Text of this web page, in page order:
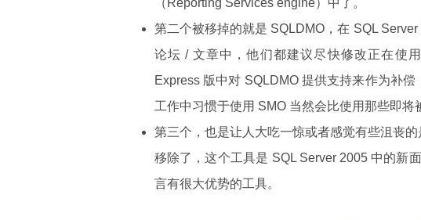
（Reporting Services engine）中了。
第二个被移掉的就是 SQLDMO，在 SQL
论坛 / 文章中，他们都建议尽快修改正在使
Express 版中对 SQLDMO 提供支持来作为补
工作中习惯于使用 SMO 当然会比使用那些即将
第三个，也是让人大吃一惊或者感觉有些沮丧的
移除了，这个工具是 SQL Server 2005 中的新
言有很大优势的工具。